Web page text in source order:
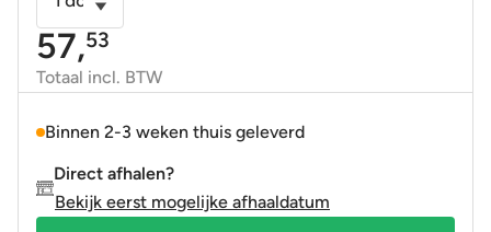
houtlook
Kumi
chevron
cherry
60x120
aantal
57,53
Totaal incl. BTW
Binnen 2-3 weken thuis geleverd
Direct afhalen?
Bekijk eerst mogelijke afhaaldatum